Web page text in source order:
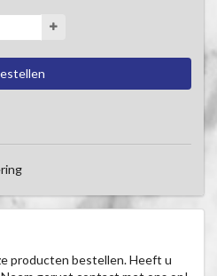
producten bestellen. Heeft u